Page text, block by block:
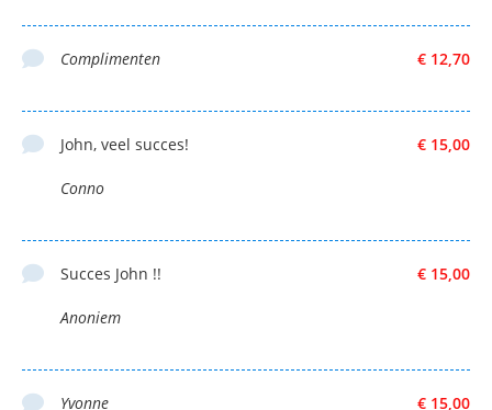
€ 12,70
Complimenten
€ 15,00
John, veel succes!
Conno
€ 15,00
Succes John !!
Anoniem
€ 15,00
Yvonne